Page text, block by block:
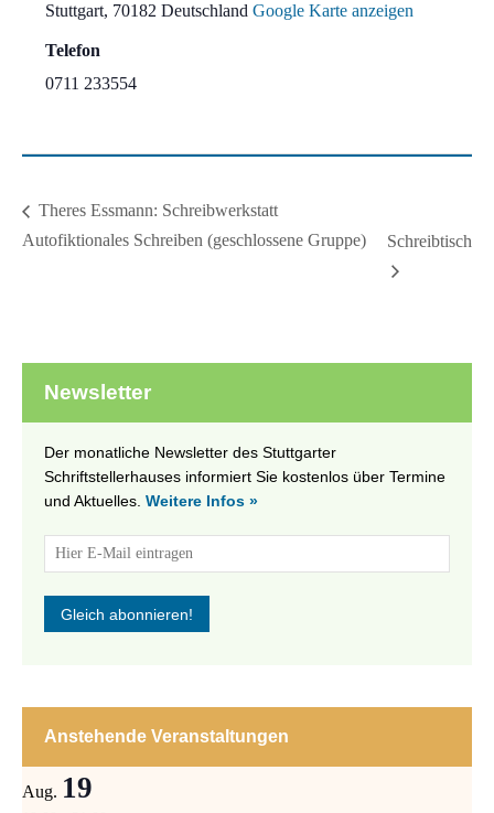
Stuttgart, 70182 Deutschland Google Karte anzeigen
Telefon
0711 233554
Theres Essmann: Schreibwerkstatt
Autofiktionales Schreiben (geschlossene Gruppe)
Schreibtisch
Newsletter
Der monatliche Newsletter des Stuttgarter
Schriftstellerhauses informiert Sie kostenlos über Termine
und Aktuelles. Weitere Infos »
Anstehende Veranstaltungen
Aug. 19